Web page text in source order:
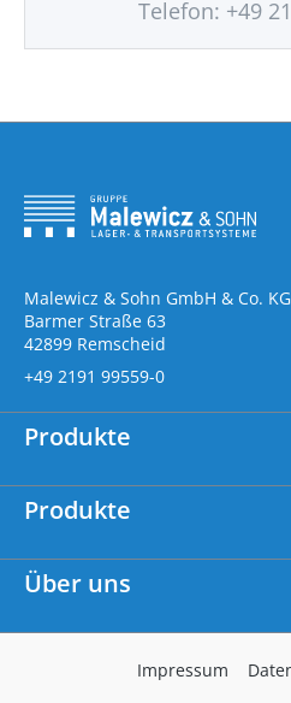
Telefon: +49
Malewicz & Sohn GmbH & Co. KG
Barmer Straße 63
42899 Remscheid
+49 2191 99559-0
Produkte
Produkte
Über uns
Impressum